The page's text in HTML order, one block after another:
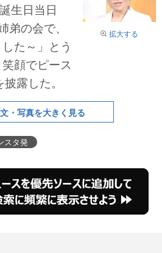
拡大する
生日当日
の会で、
た～」とう
顔でピース
露した。
・写真を大きく見る
スタ発